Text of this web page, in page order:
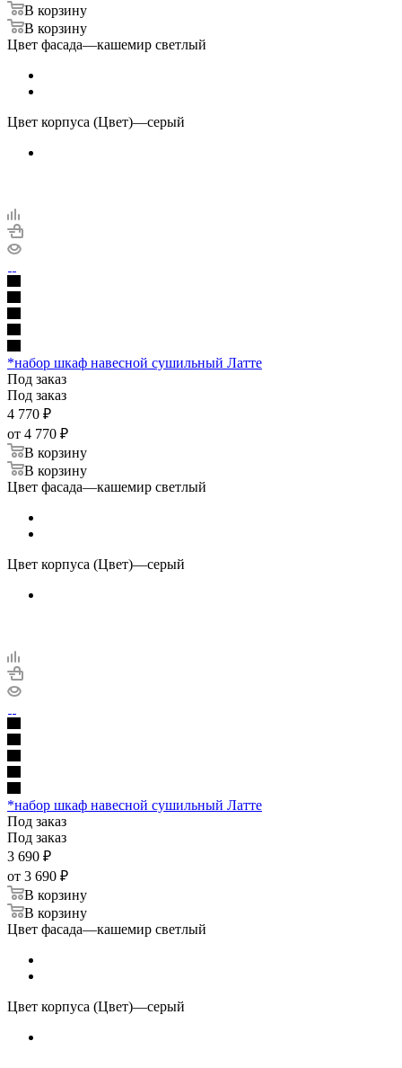
В корзину
В корзину
Цвет фасада—кашемир светлый
Цвет корпуса (Цвет)—серый
*набор шкаф навесной сушильный Латте
Под заказ
Под заказ
4 770 ₽
от 4 770 ₽
В корзину
В корзину
Цвет фасада—кашемир светлый
Цвет корпуса (Цвет)—серый
*набор шкаф навесной сушильный Латте
Под заказ
Под заказ
3 690 ₽
от 3 690 ₽
В корзину
В корзину
Цвет фасада—кашемир светлый
Цвет корпуса (Цвет)—серый